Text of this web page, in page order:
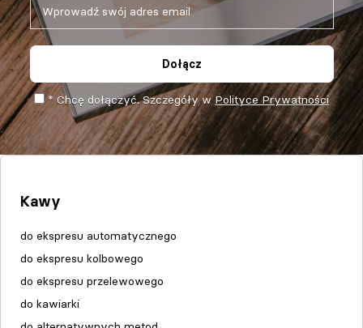
Dołącz
* Chcę dołączyć. Szczegóły wPolityce Prywatności
Kawy
do ekspresu automatycznego
do ekspresu kolbowego
do ekspresu przelewowego
do kawiarki